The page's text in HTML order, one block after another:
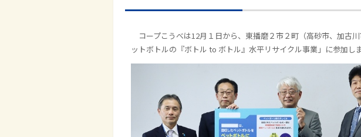
コープこうべは12月１日から、東播磨２市２町（高砂市、加古
ットボトルの『ボトル to ボトル』水平リサイクル事業」に参加し